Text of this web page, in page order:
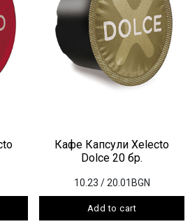
Кафе Капсули Xelecto
Dolce 20 бр.
10.23 / 20.01BGN
Add to cart